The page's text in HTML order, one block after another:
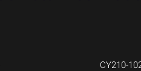
CY210-